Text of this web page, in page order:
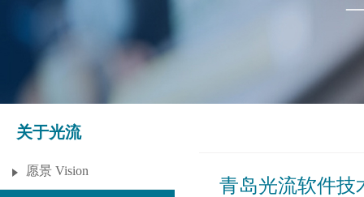
关于光流
愿景 Vision
青岛光流软件技